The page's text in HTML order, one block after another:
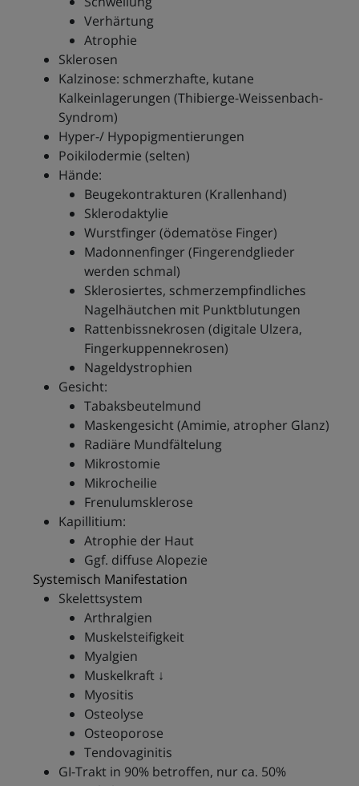
Verhärtung
Atrophie
Sklerosen
Kalzinose: schmerzhafte, kutane
Kalkeinlagerungen (Thibierge-Weissenbach-
Syndrom)
Hyper-/ Hypopigmentierungen
Poikilodermie (selten)
Hände:
Beugekontrakturen (Krallenhand)
Sklerodaktylie
Wurstfinger (ödematöse Finger)
Madonnenfinger (Fingerendglieder
werden schmal)
Sklerosiertes, schmerzempfindliches
Nagelhäutchen mit Punktblutungen
Rattenbissnekrosen (digitale Ulzera,
Fingerkuppennekrosen)
Nageldystrophien
Gesicht:
Tabaksbeutelmund
Maskengesicht (Amimie, atropher Glanz)
Radiäre Mundfältelung
Mikrostomie
Mikrocheilie
Frenulumsklerose
Kapillitium:
Atrophie der Haut
Ggf. diffuse Alopezie
Systemisch Manifestation
Skelettsystem
Arthralgien
Muskelsteifigkeit
Myalgien
Muskelkraft ↓
Myositis
Osteolyse
Osteoporose
Tendovaginitis
GI-Trakt in 90% betroffen, nur ca. 50%